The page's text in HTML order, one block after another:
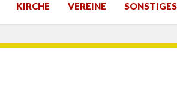
KIRCHE VEREINE SONSTIGES